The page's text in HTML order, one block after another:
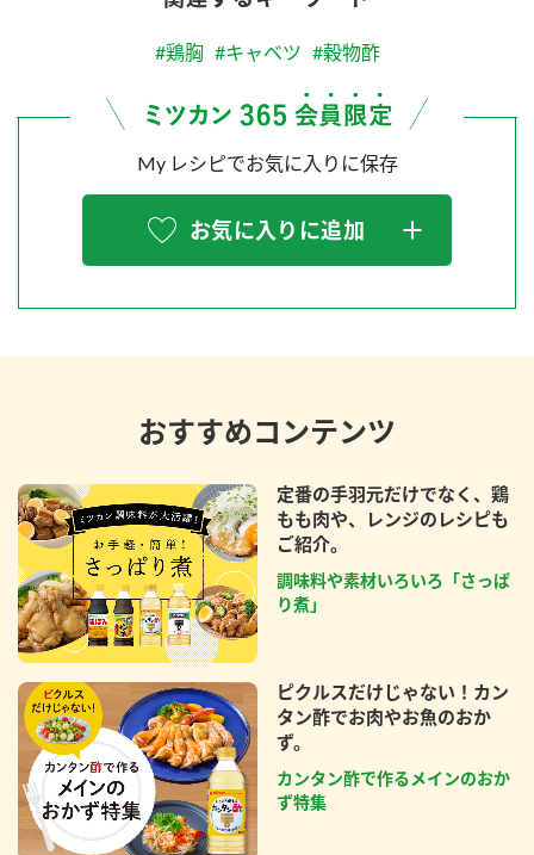
#鶏胸 #キャベツ #穀物酢
My レシピでお気に入りに保存
お気に入りに追加
おすすめコンテンツ
定番の手羽元だけでなく、鶏
もも肉や、レンジのレシピも
ご紹介。
調味料や素材いろいろ「さっぱ
り煮」
ピクルスだけじゃない！カン
タン酢でお肉やお魚のおか
ず。
カンタン酢で作るメインのおか
ず特集